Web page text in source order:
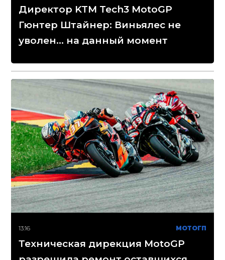
Директор KTM Tech3 MotoGP
Гюнтер Штайнер: Виньялес не
уволен... на данный момент
13:16 МОТОГП
Техническая дирекция MotoGP